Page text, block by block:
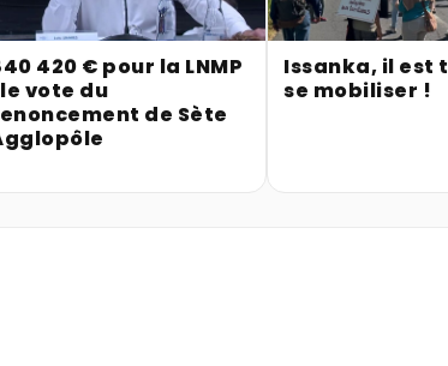
420 € pour la LNMP
vote du
de Sète
Issanka, il est
se mobiliser !